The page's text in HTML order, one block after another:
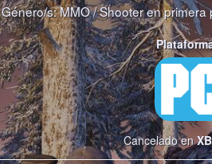
Género/s:MMO/Shooter en primera
Cancelado en